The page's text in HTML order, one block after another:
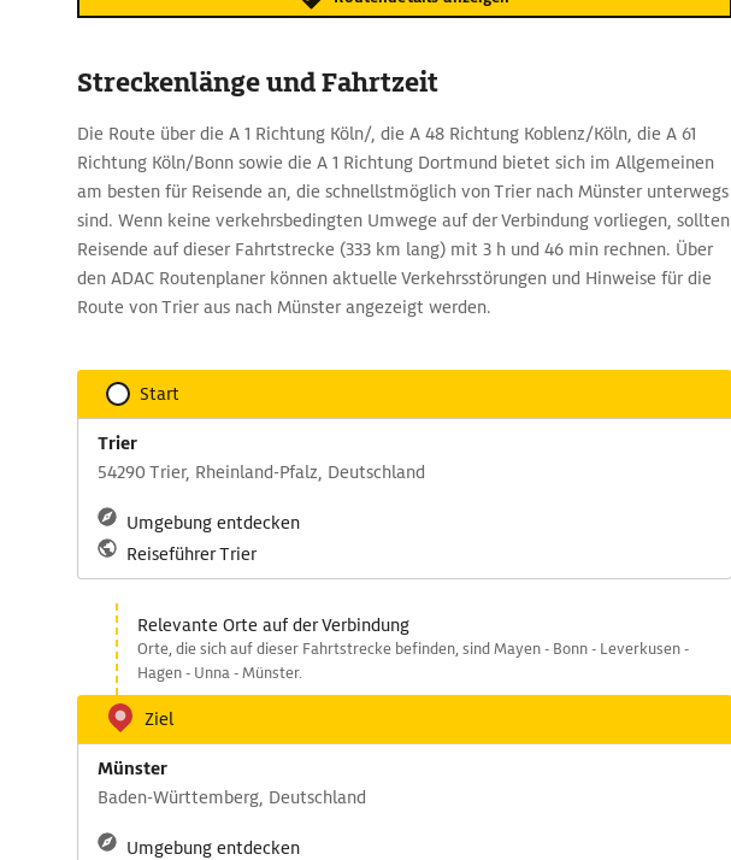
Streckenlänge und Fahrtzeit
Die Route über die A 1 Richtung Köln/, die A 48 Richtung Koblenz/Köln, die A 61
Richtung Köln/Bonn sowie die A 1 Richtung Dortmund bietet sich im Allgemeinen
am besten für Reisende an, die schnellstmöglich von Trier nach Münster unterwegs
sind. Wenn keine verkehrsbedingten Umwege auf der Verbindung vorliegen, sollten
Reisende auf dieser Fahrtstrecke (333 km lang) mit 3 h und 46 min rechnen. Über
den ADAC Routenplaner können aktuelle Verkehrsstörungen und Hinweise für die
Route von Trier aus nach Münster angezeigt werden.
Start
Trier
54290 Trier, Rheinland-Pfalz, Deutschland
Umgebung entdecken
Reiseführer Trier
Relevante Orte auf der Verbindung
Orte, die sich auf dieser Fahrtstrecke befinden, sind Mayen - Bonn - Leverkusen -
Hagen - Unna - Münster.
Ziel
Münster
Baden-Württemberg, Deutschland
Umgebung entdecken